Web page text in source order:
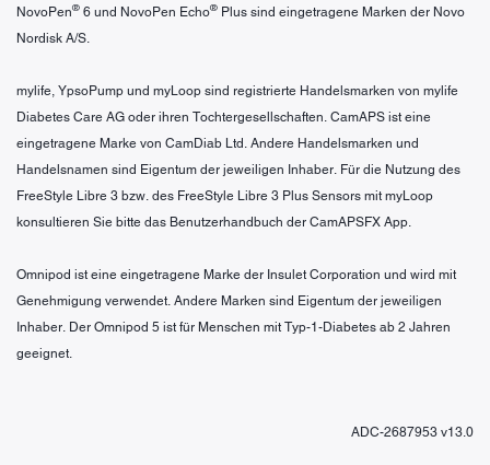
NovoPen® 6 und NovoPen Echo® Plus sind eingetragene Marken der Novo
Nordisk A/S.
mylife, YpsoPump und myLoop sind registrierte Handelsmarken von mylife
Diabetes Care AG oder ihren Tochtergesellschaften. CamAPS ist eine
eingetragene Marke von CamDiab Ltd. Andere Handelsmarken und
Handelsnamen sind Eigentum der jeweiligen Inhaber. Für die Nutzung des
FreeStyle Libre 3 bzw. des FreeStyle Libre 3 Plus Sensors mit myLoop
konsultieren Sie bitte das Benutzerhandbuch der CamAPSFX App.
Omnipod ist eine eingetragene Marke der Insulet Corporation und wird mit
Genehmigung verwendet. Andere Marken sind Eigentum der jeweiligen
Inhaber. Der Omnipod 5 ist für Menschen mit Typ-1-Diabetes ab 2 Jahren
geeignet.
ADC-2687953 v13.0